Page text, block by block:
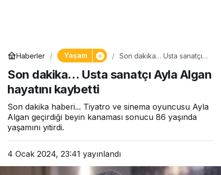
Haberler Yaşam
Son dakika… Usta sanatçı
Son dakika… Usta sanatçı Ayla Algan
hayatını kaybetti
Son dakika haberi... Tiyatro ve sinema oyuncusu Ayla
Algan geçirdiği beyin kanaması sonucu 86 yaşında
yaşamını yitirdi.
4 Ocak 2024, 23:41 yayınlandı